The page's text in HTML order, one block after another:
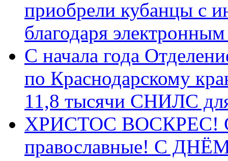
приобрели кубанцы с
благодаря
С начала года
по Краснодарскому
11,8 тысячи СНИЛС
ХРИСТОС ВОСКРЕС! С
православные! C